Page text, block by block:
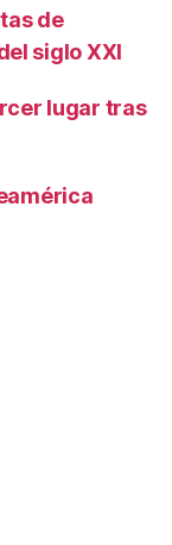
de
siglo XXI
lugar tras